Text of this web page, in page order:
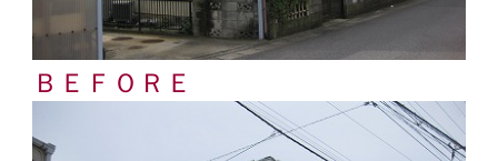
ＢＥＦＯＲＥ